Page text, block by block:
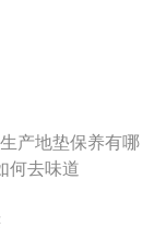
产地垫保养有哪
何去味道